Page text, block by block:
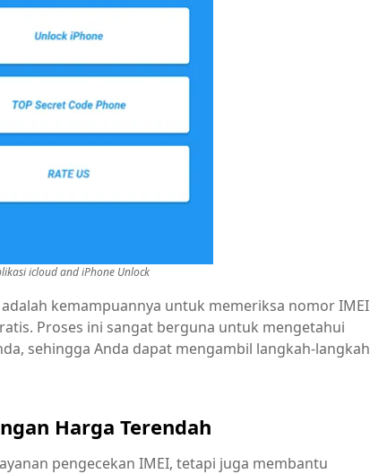
icloud and iPhone Unlock
kemampuannya untuk memeriksa nomor IMEI
Proses ini sangat berguna untuk mengetahui
sehingga Anda dapat mengambil langkah-langkah
Harga Terendah
pengecekan IMEI, tetapi juga membantu